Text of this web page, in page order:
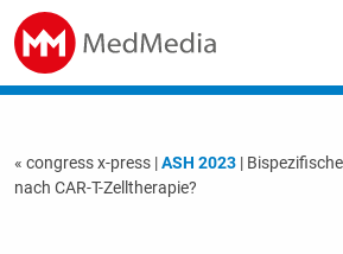
« congress x-press |ASH 2023|
nach CAR-T-Zelltherapie?